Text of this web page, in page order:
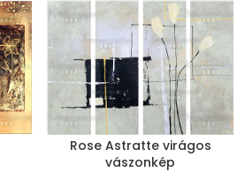
Rose Astratte virágos
vászonkép